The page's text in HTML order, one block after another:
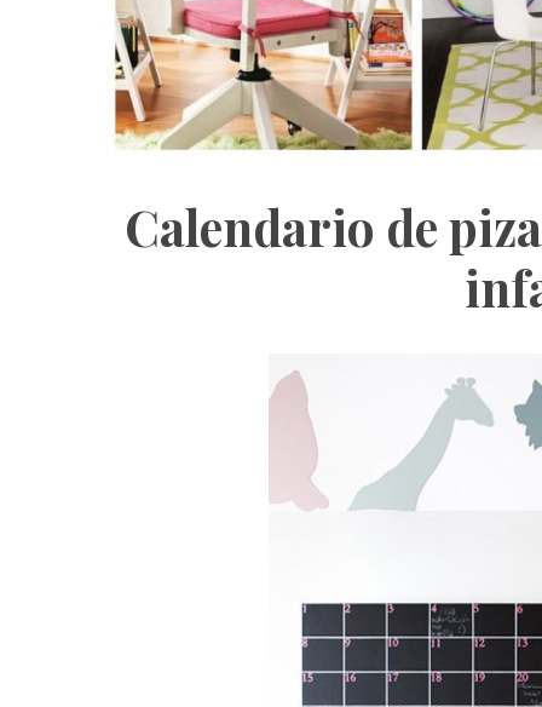
Calendario de
a
r
c
h
f
: